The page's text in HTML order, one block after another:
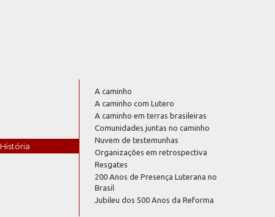
História
A caminho
A caminho com Lutero
A caminho em terras brasileiras
Comunidades juntas no caminho
Nuvem de testemunhas
Organizações em retrospectiva
Resgates
200 Anos de Presença Luterana no
Brasil
Jubileu dos 500 Anos da Reforma